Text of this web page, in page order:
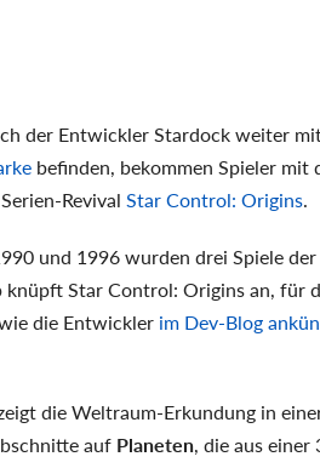
der Entwickler Stardock weiter
befinden, bekommen Spieler
Revival Star Control: Origins.
und 1996 wurden drei Spiele
knüpft Star Control: Origins an, für
die Entwickler im Dev-Blog
die Weltraum-Erkundung in
auf Planeten, die aus